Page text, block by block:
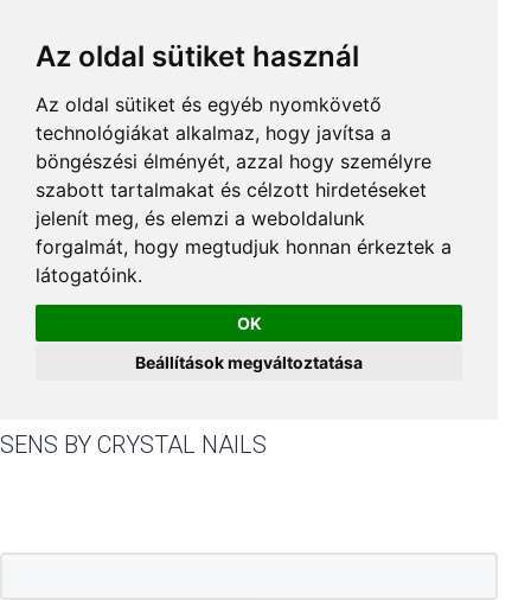
Az oldal sütiket használ
Az oldal sütiket és egyéb nyomkövető
technológiákat alkalmaz, hogy javítsa a
böngészési élményét, azzal hogy személyre
szabott tartalmakat és célzott hirdetéseket
jelenít meg, és elemzi a weboldalunk
forgalmát, hogy megtudjuk honnan érkeztek a
látogatóink.
OK
Beállítások megváltoztatása
SENS BY CRYSTAL NAILS